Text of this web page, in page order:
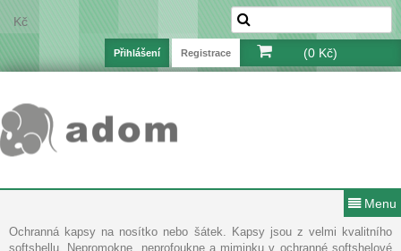
Menu
Přihlášení Registrace
Kč
(0 Kč)
Ochranná kapsy na nosítko nebo šátek. Kapsy jsou z velmi kvalitního
softshellu. Nepromokne, neprofoukne a miminku v ochranné softshelové